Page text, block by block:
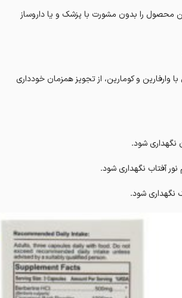
محصول را بدون مشورت با پزشک و یا داروساز
وارفارین و کومارین، از تجویز همزمان خودداری
نگهداری شود.
آفتاب نگهداری شود.
شود.